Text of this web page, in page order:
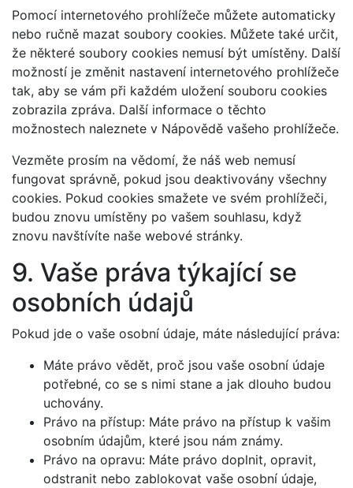
Pomocí internetového prohlížeče můžete automaticky
nebo ručně mazat soubory cookies. Můžete také určit,
že některé soubory cookies nemusí být umístěny. Další
možností je změnit nastavení internetového prohlížeče
tak, aby se vám při každém uložení souboru cookies
zobrazila zpráva. Další informace o těchto
možnostech naleznete v Nápovědě vašeho prohlížeče.
Vezměte prosím na vědomí, že náš web nemusí
fungovat správně, pokud jsou deaktivovány všechny
cookies. Pokud cookies smažete ve svém prohlížeči,
budou znovu umístěny po vašem souhlasu, když
znovu navštívíte naše webové stránky.
9. Vaše práva týkající se
osobních údajů
Pokud jde o vaše osobní údaje, máte následující práva:
Máte právo vědět, proč jsou vaše osobní údaje
potřebné, co se s nimi stane a jak dlouho budou
uchovány.
Právo na přístup: Máte právo na přístup k vašim
osobním údajům, které jsou nám známy.
Právo na opravu: Máte právo doplnit, opravit,
odstranit nebo zablokovat vaše osobní údaje,